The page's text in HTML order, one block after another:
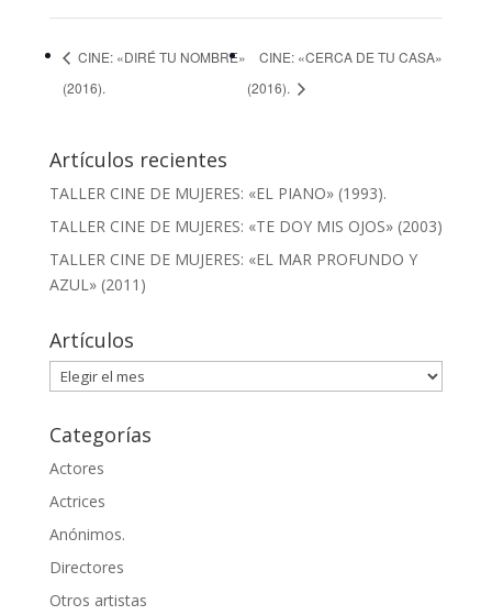
CINE: «DIRÉ TU NOMBRE»
(2016).
CINE: «CERCA DE TU CASA»
(2016).
Artículos recientes
TALLER CINE DE MUJERES: «EL PIANO» (1993).
TALLER CINE DE MUJERES: «TE DOY MIS OJOS» (2003)
TALLER CINE DE MUJERES: «EL MAR PROFUNDO Y
AZUL» (2011)
Artículos
Artículos
Categorías
Actores
Actrices
Anónimos.
Directores
Otros artistas